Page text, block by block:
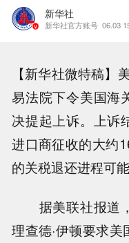
新华社
新华社官方账号 06.03
【新华社微特稿】
易法院下令美国海
决提起上诉。上诉
进口商征收的大约
的关税退还进程可能
据美联社报道，
理查德·伊顿要求